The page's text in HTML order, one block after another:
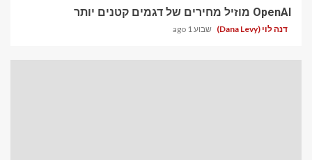
OpenAI מוזיל מחירים של דגמים קטנים יותר
דנה לוי (Dana Levy) שבוע 1 ago